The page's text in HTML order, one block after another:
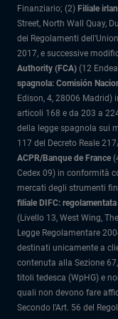
Finanziario; (2) Filiale
Street, North Wall Quay,
dei Regolamenti
2017, e successive
Authority (FCA) (12
spagnola: Comisión
Edison, 4, 28006
articoli 168 e da 203 a
della legge spagnola sui
117 del Decreto Reale
ACPR/Banque de France
Cedex 09) in conformità
mercati degli strumenti
filiale DIFC:
(Livello 13, West Wing,
Legge Regolamentare
destinati unicamente a
contenuta alla Sezione
titoli tedesca (WpHG) e
quali non devono fare
Secondo l'Art. 56 del